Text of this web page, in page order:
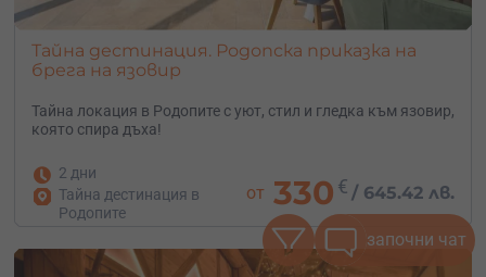
Тайна дестинация. Родопска приказка на
брега на язовир
Тайна локация в Родопите с уют, стил и гледка към язовир,
която спира дъха!
2 дни
Тайна дестинация в
Родопите
от 330 € /645.42 лв.
започни чат